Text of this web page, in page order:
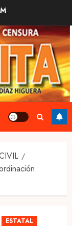
ESTATAL